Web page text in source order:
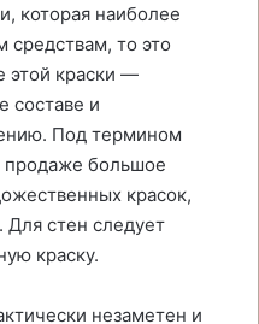
которая наиболее
то это
этой краски —
составе и
Под термином
продаже большое
красок,
Для стен следует
краску.
незаметен и